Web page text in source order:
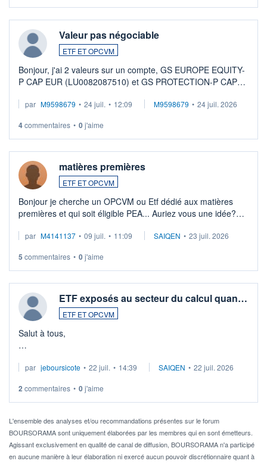
Valeur pas négociable
ETF ET OPCVM
Bonjour, j'ai 2 valeurs sur un compte, GS EUROPE EQUITY-
P CAP EUR (LU0082087510) et GS PROTECTION-P CAP
veux procéder à la vente, on me signale ...
par M9598679 • 24 juil. • 12:09 M9598679 • 24 juil. 2026
4commentaires • 0j'aime
matières premières
ETF ET OPCVM
Bonjour je cherche un OPCVM ou Etf dédié aux matières
premières et qui soit éligible PEA... Auriez vous une idée?
par M4141137 • 09 juil. • 11:09 SAIQEN • 23 juil. 2026
5 commentaires • 0j'aime
ETF exposés au secteur du calcul quan…
ETF ET OPCVM
Salut à tous,
via un ETF plutôt que des actions individuelles.
Idéalement, je voudrais qu'il soit éligible au PEA.
Pour l' ...
par jeboursicote • 22 juil. • 14:39 SAIQEN • 22 juil. 2026
2 commentaires • 0j'aime
L'ensemble des analyses et/ou recommandations présentes sur le forum
BOURSORAMA sont uniquement élaborées par les membres qui en sont émetteurs.
Agissant exclusivement en qualité de canal de diffusion, BOURSORAMA n'a participé
en aucune manière à leur élaboration ni exercé aucun pouvoir discrétionnaire quant à